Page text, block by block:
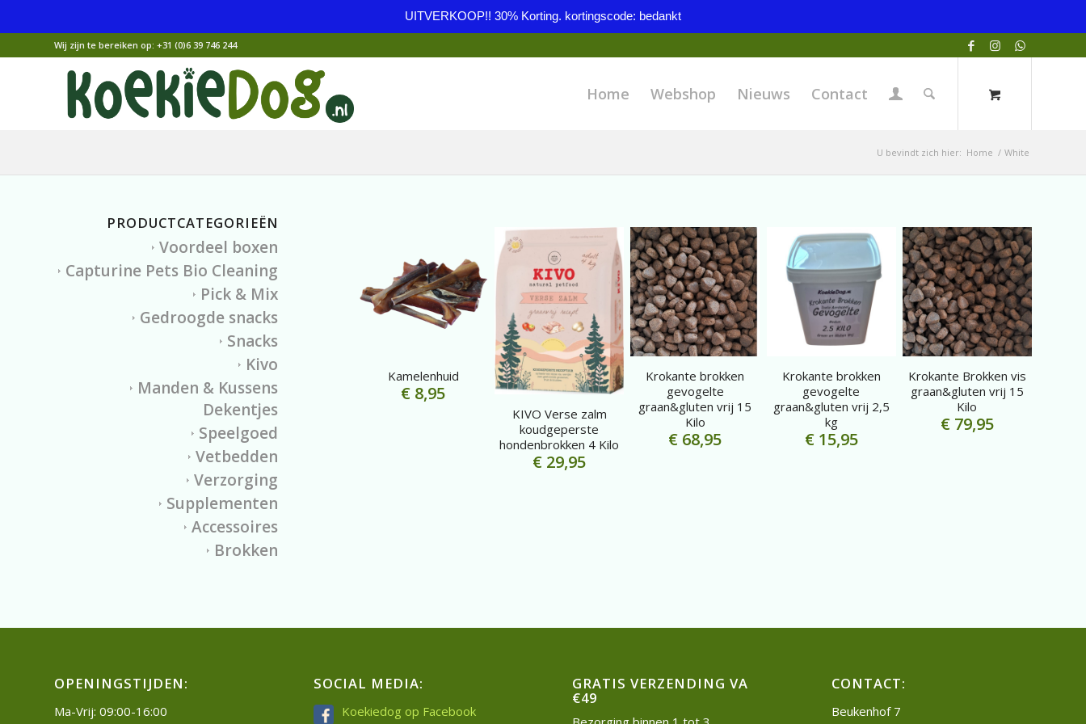
UITVERKOOP!! 30% Korting. kortingscode: bedankt
Wij zijn te bereiken op: +31 (0)6 39 746 244
Home Webshop Nieuws Contact
U bevindt zich hier: Home / White
Kamelenhuid
€ 8,95
KIVO Verse zalm
koudgeperste
hondenbrokken 4 Kilo
€ 29,95
Krokante brokken
gevogelte
graan&gluten vrij 15
Kilo
€ 68,95
Krokante brokken
gevogelte
graan&gluten vrij 2,5
kg
€15,95
Krokante Brokken vis
graan&gluten vrij 15
Kilo
€79,95
PRODUCTCATEGORIEËN
Voordeel boxen
Capturine Pets Bio Cleaning
Pick & Mix
Gedroogde snacks
Snacks
Kivo
Manden & Kussens
Dekentjes
Speelgoed
Vetbedden
Verzorging
Supplementen
Accessoires
Brokken
OPENINGSTIJDEN:
Ma-Vrij: 09:00-16:00
SOCIAL MEDIA:
Koekiedog op Facebook
GRATIS VERZENDING VA
€49
CONTACT:
Beukenhof 7